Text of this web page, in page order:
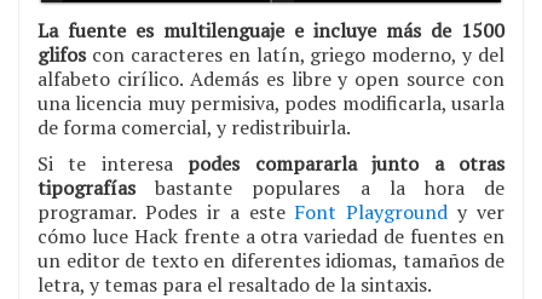
La fuente es multilenguaje e incluye más de 1500
glifoscon caracteres en latín, griego moderno, y del
alfabeto cirílico. Además es libre y open source con
una licencia muy permisiva, podes modificarla, usarla
de forma comercial, y redistribuirla.
Si te interesa podes compararla junto a otras
tipografíasbastante populares a la hora de
programar. Podes ir a este Font Playground y ver
cómo luce Hack frente a otra variedad de fuentes en
un editor de texto en diferentes idiomas, tamaños de
letra, y temas para el resaltado de la sintaxis.